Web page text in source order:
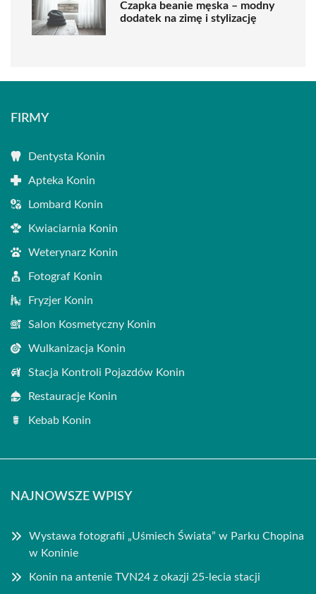
Czapka beanie męska – modny
dodatek na zimę i stylizację
FIRMY
Dentysta Konin
Apteka Konin
Lombard Konin
Kwiaciarnia Konin
Weterynarz Konin
Fotograf Konin
Fryzjer Konin
Salon Kosmetyczny Konin
Wulkanizacja Konin
Stacja Kontroli Pojazdów Konin
Restauracje Konin
Kebab Konin
NAJNOWSZE WPISY
Wystawa fotografii „Uśmiech Świata” w Parku Chopina
w Koninie
Konin na antenie TVN24 z okazji 25-lecia stacji